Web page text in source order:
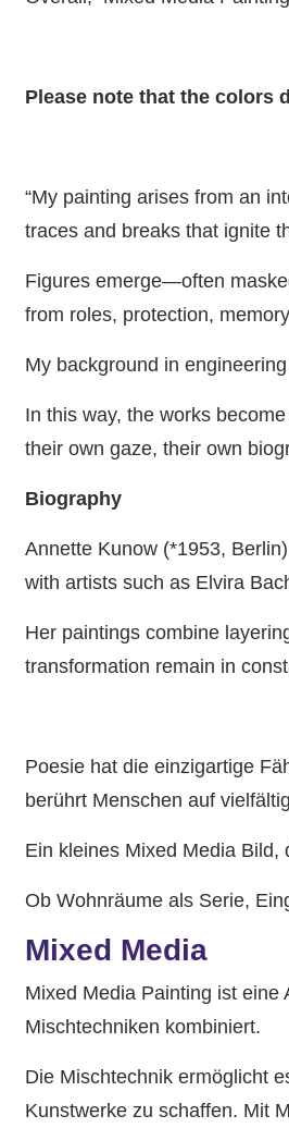
Please note that the colors
“My painting arises from an
traces and breaks that ignite
Figures emerge—often
from roles, protection,
My background in
In this way, the works
their own gaze, their own
Biography
Annette Kunow (*1953,
with artists such as Elvira
Her paintings combine
transformation remain in
Poesie hat die einzigartige
berührt Menschen auf
Ein kleines Mixed Media Bild,
Ob Wohnräume als Serie,
Mixed Media
Mixed Media Painting ist eine
Mischtechniken kombiniert.
Die Mischtechnik ermöglicht
Kunstwerke zu schaffen. Mit